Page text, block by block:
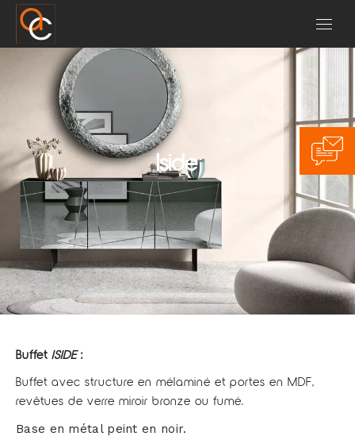
Iside
Buffet ISIDE:
Buffet avec structure en mélaminé et portes en MDF,
revêtues de verre miroir bronze ou fumé.
Base en métal peint en noir.